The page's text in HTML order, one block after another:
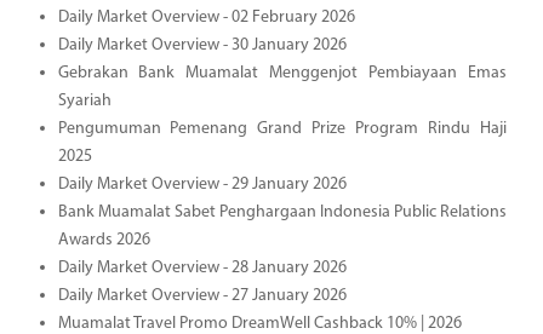
Daily Market Overview - 02 February 2026
Daily Market Overview - 30 January 2026
Gebrakan Bank Muamalat Menggenjot Pembiayaan Emas
Syariah
Pengumuman Pemenang Grand Prize Program Rindu Haji
2025
Daily Market Overview - 29 January 2026
Bank Muamalat Sabet Penghargaan Indonesia Public Relations
Awards 2026
Daily Market Overview - 28 January 2026
Daily Market Overview - 27 January 2026
Muamalat Travel Promo DreamWell Cashback 10% | 2026